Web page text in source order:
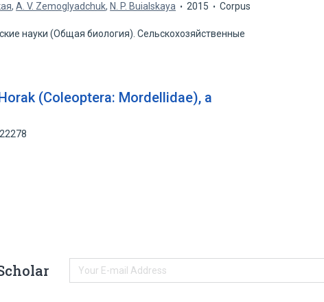
,А. V. Zemoglyadchuk, N. P. Buialskaya 2015
Corpus
науки (Общая биология). Сельскохозяйственные
(Coleoptera: Mordellidae), a